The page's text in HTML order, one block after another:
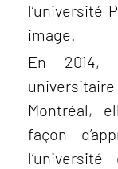
l’université
image.
En 2014,
Montréal,
façon